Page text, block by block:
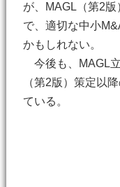
が、MAGL（第2
で、適切な中小
かもしれない。
今後も、MAGL
（第2版）策定以
ている。